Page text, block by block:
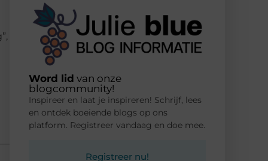
Word lid van onze
blogcommunity!
Inspireer en laat je inspireren! Schrijf, lees
en ontdek boeiende blogs op ons
platform. Registreer vandaag en doe mee.
Registreer nu!